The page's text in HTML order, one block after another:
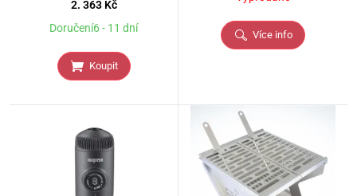
2. 363 Kč
Doručení6 - 11 dní
Koupit
Více info